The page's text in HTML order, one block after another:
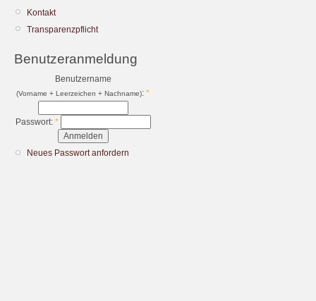
Kontakt
Transparenzpflicht
Benutzeranmeldung
Benutzername
(Vorname + Leerzeichen + Nachname): *
Passwort: *
Neues Passwort anfordern